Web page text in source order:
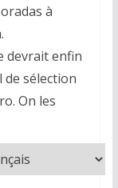
à
devrait enfin
sélection
On les